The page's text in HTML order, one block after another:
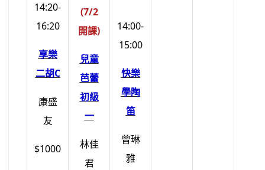
14:20-
16:20
享樂
二胡C
康盛
友
$1000
(7/2
開課)
兒童
芭蕾
初級
一
林佳
君
14:00-
15:00
快樂
學陶
笛
曾琳
雅